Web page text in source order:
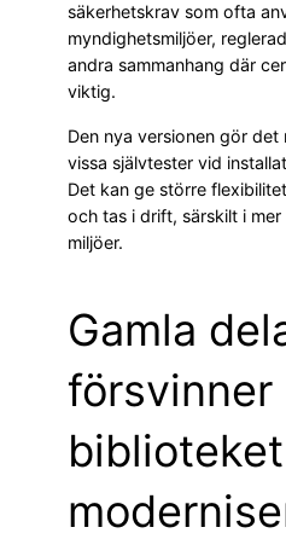
säkerhetskrav som ofta
myndighetsmiljöer,
andra sammanhang där
viktig.
Den nya versionen gör
vissa självtester vid
Det kan ge större
och tas i drift, särskilt i
miljöer.
Gamla
försvinner
biblioteket